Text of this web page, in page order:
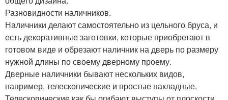
Разновидности наличников.
Наличники делают самостоятельно из цельного бруса, и
есть декоративные заготовки, которые приобретают в
готовом виде и обрезают наличник на дверь по размеру
нужной длины по своему дверному проему.
Дверные наличники бывают нескольких видов,
например, телескопические и простые накладные.